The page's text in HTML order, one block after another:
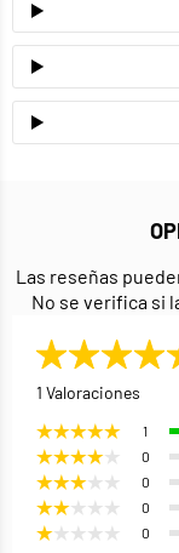
Las reseñas
No se verifica si
1 Valoraciones
1
0
0
0
0